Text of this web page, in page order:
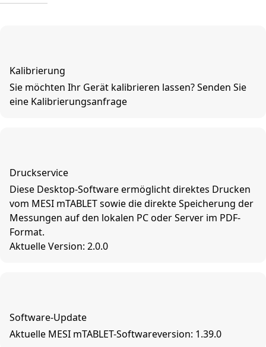
Kalibrierung
Sie möchten Ihr Gerät kalibrieren lassen? Senden Sie
eine Kalibrierungsanfrage
Druckservice
Diese Desktop-Software ermöglicht direktes Drucken
vom MESI mTABLET sowie die direkte Speicherung der
Messungen auf den lokalen PC oder Server im PDF-
Format.
Aktuelle Version: 2.0.0
Software-Update
Aktuelle MESI mTABLET-Softwareversion: 1.39.0